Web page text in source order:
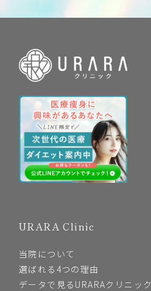
URARA Clinic
当院について
選ばれる4つの理由
データで見るURARAクリニック